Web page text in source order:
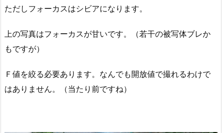
ただしフォーカスはシビアになります。
上の写真はフォーカスが甘いです。（若干の被写体ブレか
もですが）
Ｆ値を絞る必要あります。なんでも開放値で撮れるわけで
はありません。（当たり前ですね）